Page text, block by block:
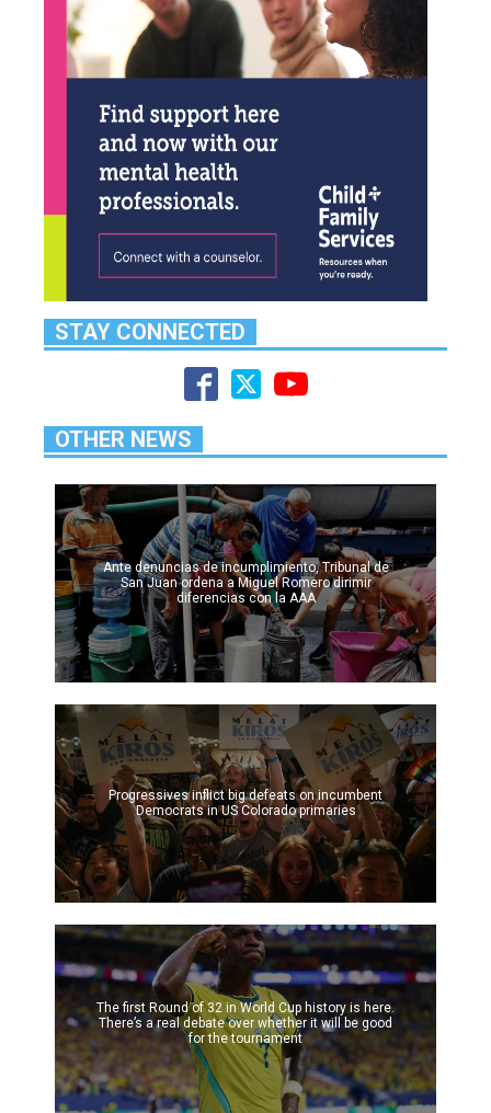
STAY CONNECTED
OTHER NEWS
Ante denuncias de incumplimiento, Tribunal de
San Juan ordena a Miguel Romero dirimir
diferencias con la AAA
Progressives inflict big defeats on incumbent
Democrats in US Colorado primaries
The first Round of 32 in World Cup history is here.
There’s a real debate over whether it will be good
for the tournament